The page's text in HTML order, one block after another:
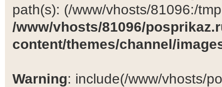
path(s): (/www/vhosts/81096:/
/www/vhosts/81096/
content/themes/channel/
Warning: include(/www/vhosts/